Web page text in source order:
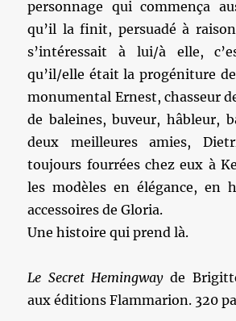
personnage qui commença
qu’il la finit, persuadé à
s’intéressait à lui/à elle,
qu’il/elle était la progéniture
monumental Ernest, chasseur
de baleines, buveur, hâbleur,
deux meilleures amies,
toujours fourrées chez eux à
les modèles en élégance, en
accessoires de Gloria.
Une histoire qui prend là.
Le Secret Hemingway de
aux éditions Flammarion. 320